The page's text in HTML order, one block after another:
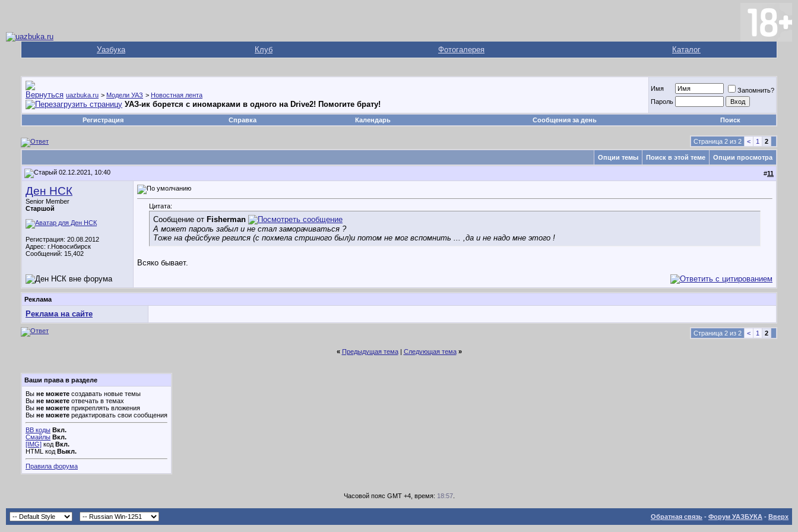
Уазбука Клуб Фотогалерея Каталог
uazbuka.ru > Модели УАЗ > Новостная лента
УАЗ-ик борется с иномарками в одного на Drive2! Помогите брату!
Имя
Запомнить?
Пароль
Регистрация Справка Календарь Сообщения за день Поиск
Страница 2 из 2 < 1 2
Опции темы Поиск в этой теме Опции просмотра
02.12.2021, 10:40 #11
Ден НСК
Senior Member
Старшой
Регистрация: 20.08.2012
Адрес: г.Новосибирск
Сообщений: 15,402
Цитата:
Сообщение от Fisherman
А может пароль забыл и не стал заморачиваться ?
Тоже на фейсбуке регился (с похмела стршного был)и потом не мог вспомнить ... ,да и не надо мне этого !
Всяко бывает.
Реклама
Реклама на сайте
Страница 2 из 2 < 1 2
« Предыдущая тема| Следующая тема »
Ваши права в разделе
Вы не можете создавать новые темы
Вы не можете отвечать в темах
Вы не можете прикреплять вложения
Вы не можете редактировать свои сообщения
BB коды Вкл.
Смайлы Вкл.
[IMG] код Вкл.
HTML код Выкл.
Правила форума
Часовой пояс GMT +4, время: 18:57.
Обратная связь - Форум УАЗБУКА - Вверх